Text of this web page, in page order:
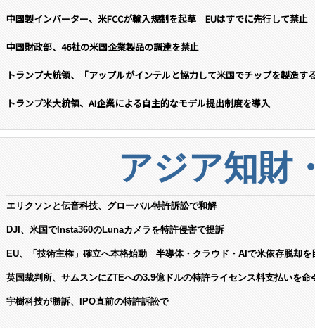
中国製インバーター、米FCCが輸入規制を起草 EUはすでに先行して禁止
中国財政部、46社の米国企業製品の調達を禁止
トランプ大統領、「アップルがインテルと協力して米国でチップを製造す
トランプ米大統領、AI企業による自主的なモデル提出制度を導入
アジア知財
エリクソンと伝音科技、グローバル特許訴訟で和解
DJI、米国でInsta360のLunaカメラを特許侵害で提訴
EU、「技術主権」確立へ本格始動 半導体・クラウド・AIで米依存脱却を
英国裁判所、サムスンにZTEへの3.9億ドルの特許ライセンス料支払いを命
宇樹科技が勝訴、IPO直前の特許訴訟で